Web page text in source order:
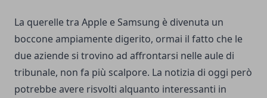
La querelle tra Apple e Samsung è divenuta un
boccone ampiamente digerito, ormai il fatto che le
due aziende si trovino ad affrontarsi nelle aule di
tribunale, non fa più scalpore. La notizia di oggi però
potrebbe avere risvolti alquanto interessanti in